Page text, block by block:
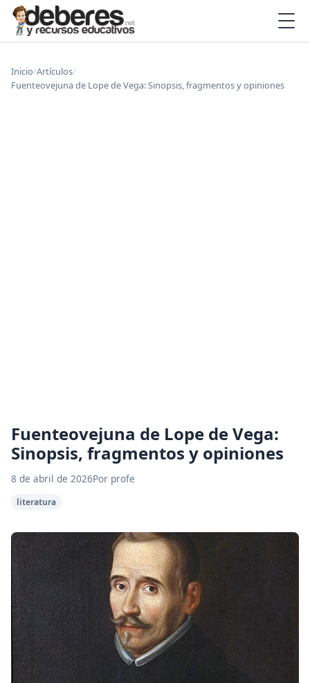
Inicio/Artículos/
Fuenteovejuna de Lope de Vega: Sinopsis, fragmentos y opiniones
Fuenteovejuna de Lope de Vega:
Sinopsis, fragmentos y opiniones
8 de abril de 2026Por profe
literatura